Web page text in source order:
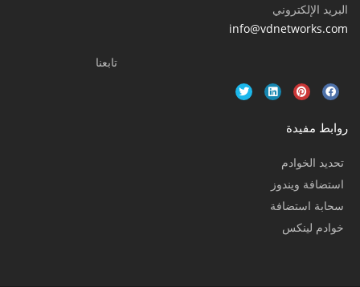
البريد الإلكتروني
info@vdnetworks.com
تابعنا
روابط مفيدة
تحديد الخوادم
استضافة ويندوز
سحابة استضافة
خوادم لينكس